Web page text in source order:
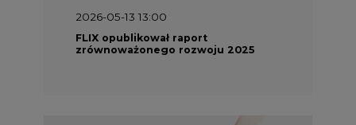
2026-05-13 13:00
FLIX opublikował raport
zrównoważonego rozwoju 2025